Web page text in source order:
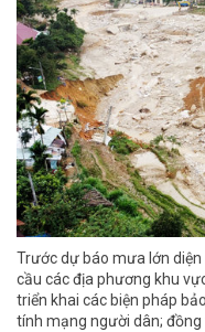
Trước dự báo mưa lớn
cầu các địa phương khu
triển khai các biện pháp
tính mạng người dân;